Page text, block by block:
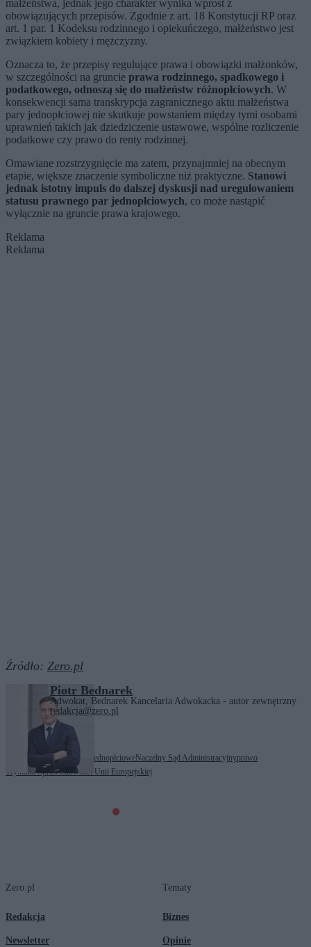
małżeństwa, jednak jego charakter wynika wprost z
obowiązujących przepisów. Zgodnie z art. 18 Konstytucji RP oraz
art. 1 par. 1 Kodeksu rodzinnego i opiekuńczego, małżeństwo jest
związkiem kobiety i mężczyzny.
Oznacza to, że przepisy regulujące prawa i obowiązki małżonków,
w szczególności na gruncie prawa rodzinnego, spadkowego i
podatkowego, odnoszą się do małżeństw różnopłciowych. W
konsekwencji sama transkrypcja zagranicznego aktu małżeństwa
pary jednopłciowej nie skutkuje powstaniem między tymi osobami
uprawnień takich jak dziedziczenie ustawowe, wspólne rozliczenie
podatkowe czy prawo do renty rodzinnej.
Omawiane rozstrzygnięcie ma zatem, przynajmniej na obecnym
etapie, większe znaczenie symboliczne niż praktyczne. Stanowi
jednak istotny impuls do dalszej dyskusji nad uregulowaniem
statusu prawnego par jednopłciowych, co może nastąpić
wyłącznie na gruncie prawa krajowego.
Reklama
Reklama
Źródło: Zero.pl
Piotr Bednarek
Adwokat, Bednarek Kancelaria Adwokacka - autor zewnętrzny
redakcja@zero.pl
Tagi: małżeństwa jednopłcioweNaczelny Sąd Administracyjnyprawo
Trybunał Sprawiedliwości Unii Europejskiej
Zero.pl
Redakcja
Newsletter
Tematy
Biznes
Opinie